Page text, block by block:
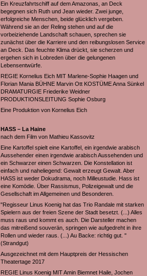
Ein Kreuzfahrtschiff auf dem Amazonas, an Deck
begegnen sich Ruth und Jean wieder. Zwei junge,
erfolgreiche Menschen, beide glücklich vergeben.
Während sie an der Reling stehen und auf die
vorbeiziehende Landschaft schauen, sprechen sie
zunächst über die Karriere und den reibungslosen Service
an Deck. Das feuchte Klima drückt, sie scherzen und
ergehen sich in Lobreden über die gelungenen
Lebensentwürfe.
REGIE Kornelius Eich MIT Marlene-Sophie Haagen und
Florian Mania BÜHNE Marvin Ott KOSTÜME Anna Sünkel
DRAMATURGIE Friederike Weidner
PRODUKTIONSLEITUNG Sophie Osburg
Eine Produktion von Kornelius Eich
HASS – La Haine
nach dem Film von Mathieu Kassovitz
Eine Kartoffel spielt eine Kartoffel, ein irgendwie arabisch
Aussehender einen irgendwie arabisch Aussehenden und
ein Schwarzer einen Schwarzen. Die Konstellation ist
einfach und naheliegend: Gewalt erzeugt Gewalt. Aber
HASS ist weder Dokudrama, noch Milleustudie. Hass ist
eine Komödie. Über Rassismus, Polizeigewalt und die
Gesellschaft im Allgemeinen und Besonderen.
"Regisseur Linus Koenig hat das Trio Randale mit starken
Spielern aus der freien Szene der Stadt besetzt. (...) Alles
muss raus und kommt es auch. Die Darsteller machen
das mitreißend souverän, springen wie aufgedreht in ihre
Rollen und wieder raus. (...) Au Backe: richtig gut. "
(Strandgut)
Ausgezeichnet mit dem Hauptpreis der Hessischen
Theatertage 2017
REGIE Linus Koenig MIT Amin Biemnet Haile, Jochen